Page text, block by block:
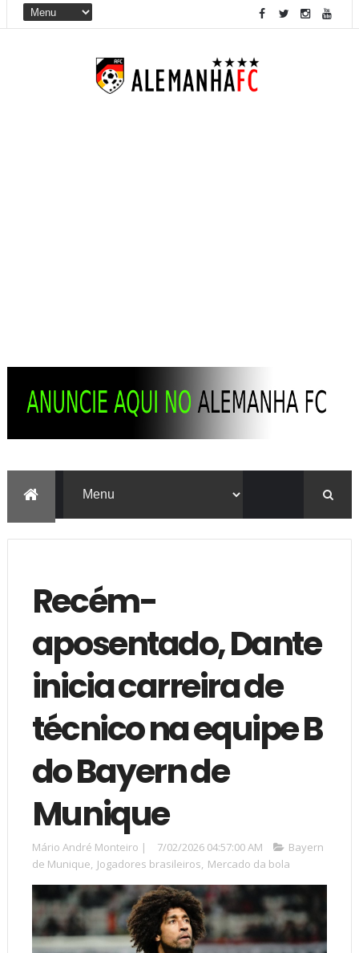
Recém-
aposentado, Dante
inicia carreira de
técnico na equipe B
do Bayern de
Munique
Mário André Monteiro | 7/02/2026 04:57:00 AM
Bayern
de Munique, Jogadores brasileiros, Mercado da bola